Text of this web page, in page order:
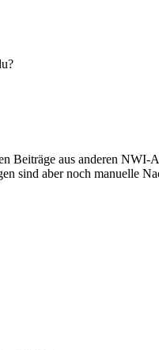
aus anderen
sind aber noch manuelle